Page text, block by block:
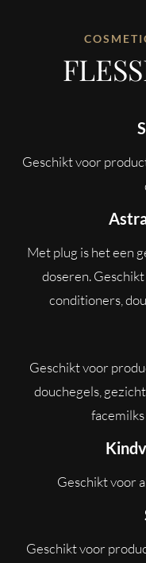
Geschikt voor
Met plug is het een
doseren.
conditioners,
Geschikt voor
douchegels,
Geschikt voor
Geschikt voor